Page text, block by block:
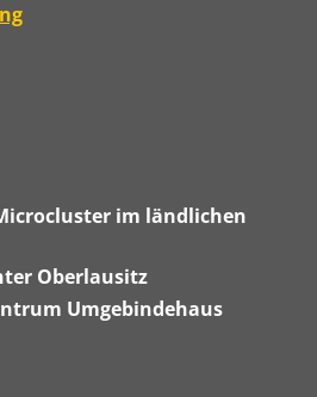
im ländlichen
Oberlausitz
Umgebindehaus